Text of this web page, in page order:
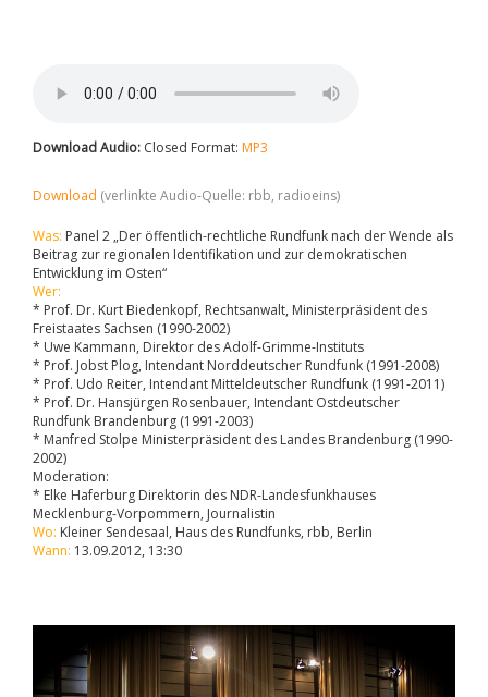
Download Audio: Closed Format: MP3
Download (verlinkte Audio-Quelle: rbb, radioeins)
Was: Panel 2 „Der öffentlich-rechtliche Rundfunk nach der Wende als
Beitrag zur regionalen Identifikation und zur demokratischen
Entwicklung im Osten“
Wer:
* Prof. Dr. Kurt Biedenkopf, Rechtsanwalt, Ministerpräsident des
Freistaates Sachsen (1990-2002)
* Uwe Kammann, Direktor des Adolf-Grimme-Instituts
* Prof. Jobst Plog, Intendant Norddeutscher Rundfunk (1991-2008)
* Prof. Udo Reiter, Intendant Mitteldeutscher Rundfunk (1991-2011)
* Prof. Dr. Hansjürgen Rosenbauer, Intendant Ostdeutscher
Rundfunk Brandenburg (1991-2003)
* Manfred Stolpe Ministerpräsident des Landes Brandenburg (1990-
2002)
Moderation:
* Elke Haferburg Direktorin des NDR-Landesfunkhauses
Mecklenburg-Vorpommern, Journalistin
Wo: Kleiner Sendesaal, Haus des Rundfunks, rbb, Berlin
Wann: 13.09.2012, 13:30